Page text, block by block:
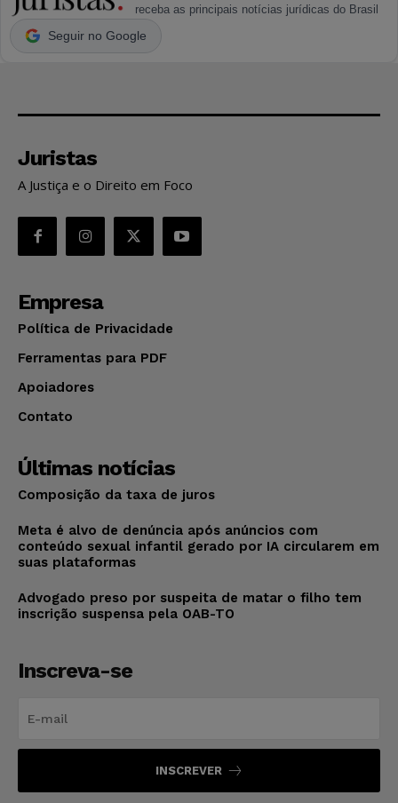
receba as principais notícias jurídicas do Brasil
Seguir no Google
Juristas
A Justiça e o Direito em Foco
Empresa
Política de Privacidade
Ferramentas para PDF
Apoiadores
Contato
Últimas notícias
Composição da taxa de juros
Meta é alvo de denúncia após anúncios com
conteúdo sexual infantil gerado por IA circularem em
suas plataformas
Advogado preso por suspeita de matar o filho tem
inscrição suspensa pela OAB-TO
Inscreva-se
INSCREVER